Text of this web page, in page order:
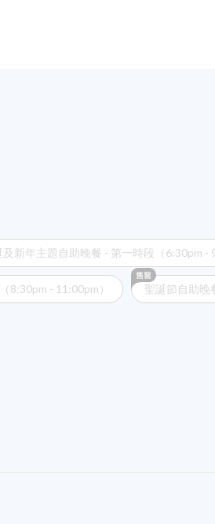
及新年主題自助晚餐 - 第一時段（6:30pm -
8:30pm - 11:00pm） 聖誕節自助晚